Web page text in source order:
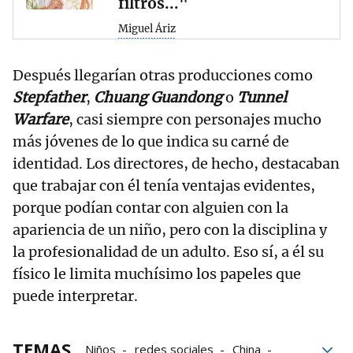
Miguel Áriz
Después llegarían otras producciones como
Stepfather, Chuang Guandongo Tunnel
Warfare, casi siempre con personajes mucho
más jóvenes de lo que indica su carné de
identidad. Los directores, de hecho, destacaban
que trabajar con él tenía ventajas evidentes,
porque podían contar con alguien con la
apariencia de un niño, pero con la disciplina y
la profesionalidad de un adulto. Eso sí, a él su
físico le limita muchísimo los papeles que
puede interpretar.
Niños redes sociales
China